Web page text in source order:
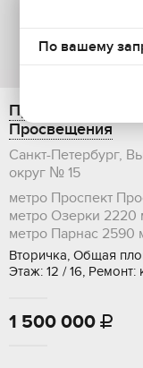
Продаю 2-ком.
Просвещения
Санкт-Петербург,
округ № 15
метро Проспект
метро Озерки 2220
метро Парнас 2590
Вторичка, Общая
Этаж: 12 / 16,
1 500 000 
По вашему